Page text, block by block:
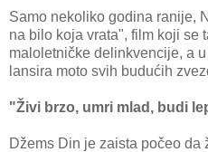
Samo nekoliko godina ranije,
na bilo koja vrata", film koji se
maloletničke delinkvencije, a
lansira moto svih budućih
"Živi brzo, umri mlad, budi
Džems Din je zaista počeo da